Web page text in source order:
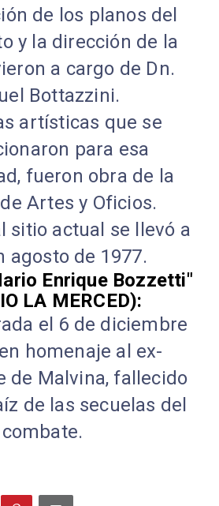
de los planos del
y la dirección de la
a cargo de Dn.
Bottazzini.
artísticas que se
para esa
fueron obra de la
Artes y Oficios.
sitio actual se llevó a
agosto de 1977.
Enrique Bozzetti"
LA MERCED):
el 6 de diciembre
homenaje al ex-
de Malvina, fallecido
de las secuelas del
combate.